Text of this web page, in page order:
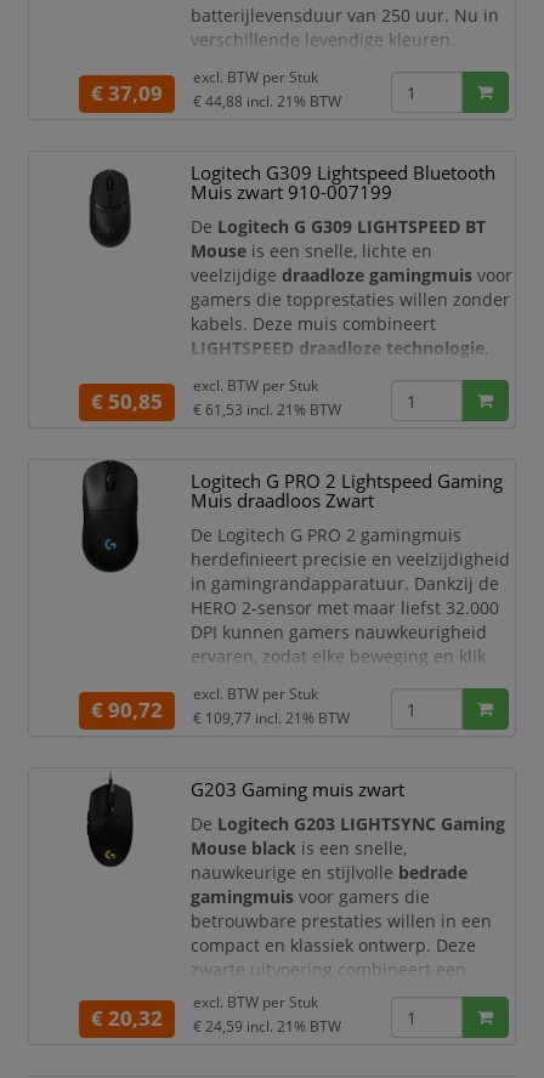
batterijlevensduur van 250 uur. Nu in
verschillende levendige kleuren.
HERO-sensor - HERO is een
revolutionaire nieuwe optische sensor
keer meer energie-efficiëntie te leveren
(vergeleken met de vorige generatie).
De HERO sensor levert uitzonderlijk
€ 37,09
excl. BTW per Stuk
€ 44,88 incl. 21% BTW
Logitech G309 Lightspeed Bluetooth
Muis zwart 910-007199
De Logitech G G309 LIGHTSPEED BT
Mouse is een snelle, lichte en
veelzijdigedraadloze gamingmuis voor
gamers die topprestaties willen zonder
kabels. Deze muis combineert
LIGHTSPEED draadloze technologie,
switchesen de nauwkeurige
HERO
25K-sensorin een comfortabele
geschikt voor competitieve games,
casual gaming, thuisgebruik, studie en
MetLIGHTSPEED wirel
€ 50,85
excl. BTW per Stuk
€ 61,53 incl. 21% BTW
Logitech G PRO 2 Lightspeed Gaming
Muis draadloos Zwart
De Logitech G PRO 2 gamingmuis
herdefinieert precisie en veelzijdigheid
in gamingrandapparatuur. Dankzij de
HERO 2-sensor met maar liefst 32.000
DPI kunnen gamers nauwkeurigheid
ervaren, zodat elke beweging en klik
LIGHTSPEED-technologie biedt de optie
voor een bedrade of draadloze
reactietijd van 1 ms die snelle reflexen
kan bijhouden.Aanpassing is de kern
van de PRO 2, met
€ 90,72
excl. BTW per Stuk
€ 109,77 incl. 21% BTW
G203 Gaming muis zwart
De Logitech G203 LIGHTSYNC Gaming
Mouse black is een snelle,
nauwkeurige en stijlvolle bedrade
gamingmuis voor gamers die
betrouwbare prestaties willen in een
compact en klassiek ontwerp. Deze
zwarte uitvoering combineert een
gaming-grade optische sensor,
LIGHTSYNC RGB-verlichting
programmeerbare knoppenen een
€ 20,32
excl. BTW per Stuk
€ 24,59 incl. 21% BTW